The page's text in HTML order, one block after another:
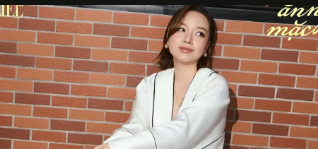
mang đến niềm vui cho thực khách.